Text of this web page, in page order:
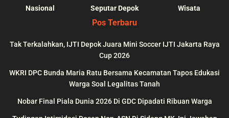
Nasional
Seputar Depok
Wisata
Pos Terbaru
Tak Terkalahkan, IJTI Depok Juara Mini Soccer IJTI Jakarta Raya
Cup 2026
WKRI DPC Bunda Maria Ratu Bersama Kecamatan Tapos Edukasi
Warga Soal Legalitas Tanah
Nobar Final Piala Dunia 2026 Di GDC Dipadati Ribuan Warga
depokupdate.co/wp-
line
:
content/themes/
could be found in